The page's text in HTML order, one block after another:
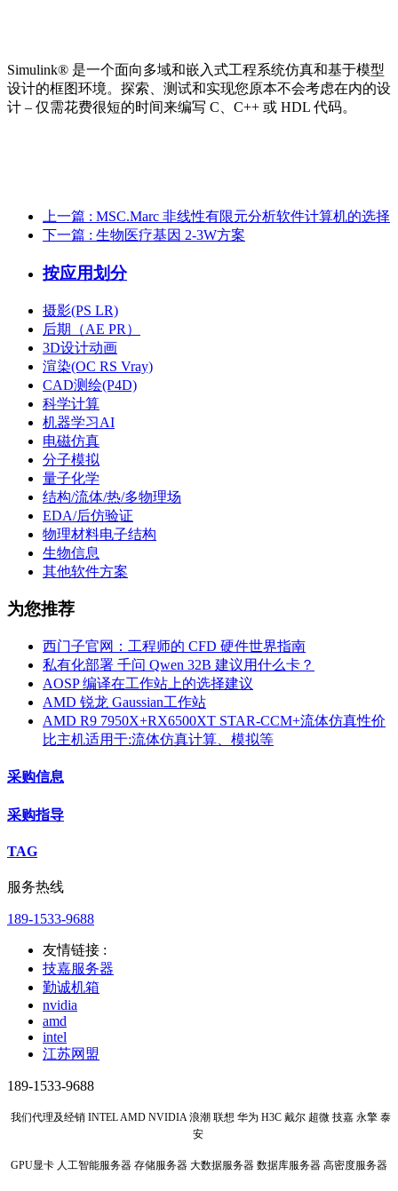
Simulink® 是一个面向多域和嵌入式工程系统仿真和基于模型
设计的框图环境。探索、测试和实现您原本不会考虑在内的设
计 – 仅需花费很短的时间来编写 C、C++ 或 HDL 代码。
上一篇 : MSC.Marc 非线性有限元分析软件计算机的选择
下一篇 : 生物医疗基因 2-3W方案
按应用划分
摄影(PS LR)
后期（AE PR）
3D设计动画
渲染(OC RS Vray)
CAD测绘(P4D)
科学计算
机器学习AI
电磁仿真
分子模拟
量子化学
结构/流体/热/多物理场
EDA/后仿验证
物理材料电子结构
生物信息
其他软件方案
为您推荐
西门子官网：工程师的 CFD 硬件世界指南
私有化部署 千问 Qwen 32B 建议用什么卡？
AOSP 编译在工作站上的选择建议
AMD 锐龙 Gaussian工作站
AMD R9 7950X+RX6500XT STAR-CCM+流体仿真性价
比主机适用于:流体仿真计算、模拟等
采购信息
采购指导
TAG
服务热线
189-1533-9688
友情链接 :
技嘉服务器
勤诚机箱
nvidia
amd
intel
江苏网盟
189-1533-9688
我们代理及经销 INTEL AMD NVIDIA 浪潮 联想 华为 H3C 戴尔 超微 技嘉 永擎 泰
安
GPU显卡 人工智能服务器 存储服务器 大数据服务器 数据库服务器 高密度服务器